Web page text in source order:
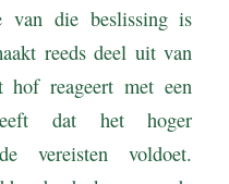
van die beslissing is
reeds deel uit van
hof reageert met een
dat het hoger
vereisten voldoet.